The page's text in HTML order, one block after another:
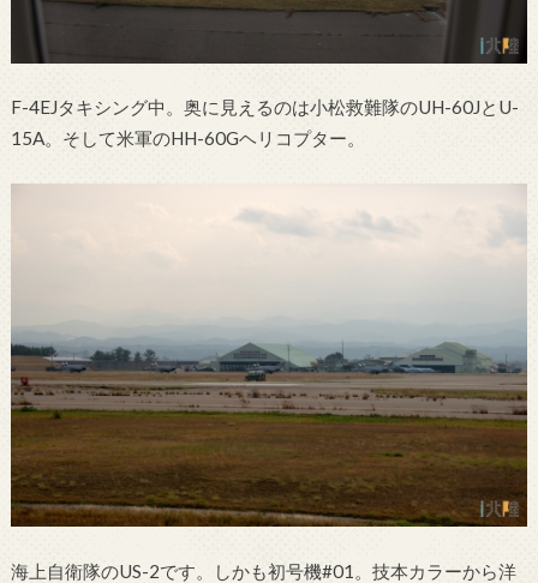
F-4EJタキシング中。奥に見えるのは小松救難隊のUH-60JとU-
15A。そして米軍のHH-60Gヘリコプター。
海上自衛隊のUS-2です。しかも初号機#01。技本カラーから洋